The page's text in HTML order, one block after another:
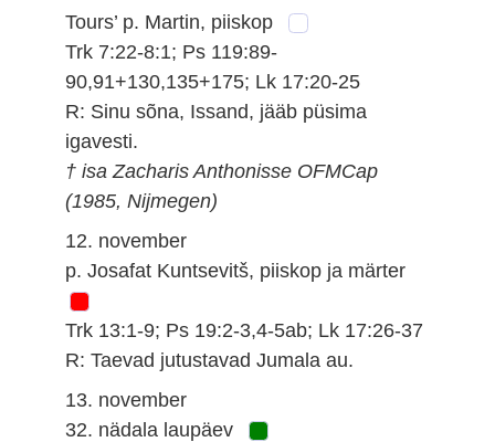
Tours’ p. Martin, piiskop
Trk 7:22-8:1; Ps 119:89-
90,91+130,135+175; Lk 17:20-25
R: Sinu sõna, Issand, jääb püsima
igavesti.
† isa Zacharis Anthonisse OFMCap
(1985, Nijmegen)
12. november
p. Josafat Kuntsevitš, piiskop ja märter
Trk 13:1-9; Ps 19:2-3,4-5ab; Lk 17:26-37
R: Taevad jutustavad Jumala au.
13. november
32. nädala laupäev